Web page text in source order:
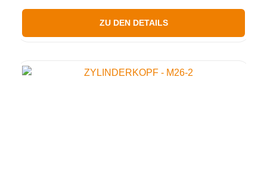
ZU DEN DETAILS